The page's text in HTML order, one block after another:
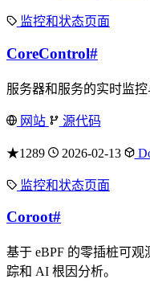
监控和状态页面
CoreControl#
服务器和服务的实时监控
网站 源代码
★1289 2026-02-13
监控和状态页面
Coroot#
基于 eBPF 的零插桩可
踪和 AI 根因分析。